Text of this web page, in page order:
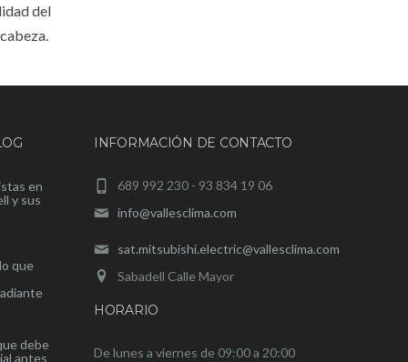
del
en
y sus
que
debe
antes
INFORMACIÓN DE CONTACTO
689 992 230 - 93 834 19 06
info@vallesclima.com
sat.mitsubishi.electric@vallesclima.com
Sabadell Calle Mayor
HORARIO
De lunes a viernes de 09:00 a 20:00